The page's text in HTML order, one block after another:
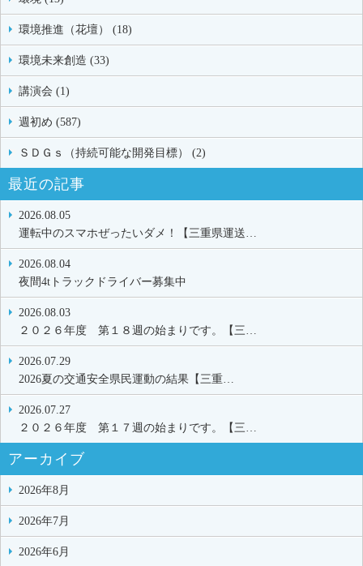
環境推進（花壇） (18)
環境未来創造 (33)
講演会 (1)
週初め (587)
ＳＤＧｓ（持続可能な開発目標） (2)
最近の記事
2026.08.05
運転中のスマホぜったいダメ！【三重県運送…
2026.08.04
夜間4tトラックドライバー募集中
2026.08.03
２０２６年度 第１８週の始まりです。【三…
2026.07.29
2026夏の交通安全県民運動の結果【三重…
2026.07.27
２０２６年度 第１７週の始まりです。【三…
アーカイブ
2026年8月
2026年7月
2026年6月